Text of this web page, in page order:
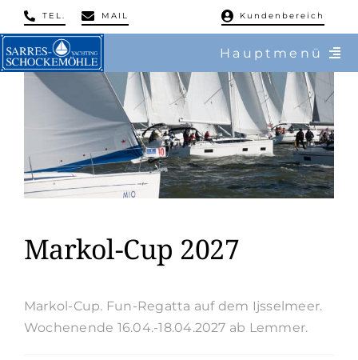
Skip
to
content
TEL. MAIL Kundenbereich
Hauptmenü
/ Charter
/ Flottillen
/ Service & Training
Markol-Cup 2027
Markol-Cup. Fun-Regatta auf dem Ijsselmeer.
Wochenende 16.04.-18.04.2027 ab Lemmer.